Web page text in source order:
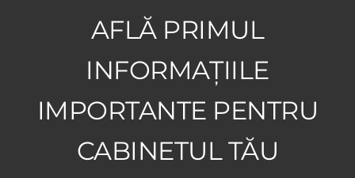
AFLĂ PRIMUL
INFORMAȚIILE
IMPORTANTE PENTRU
CABINETUL TĂU